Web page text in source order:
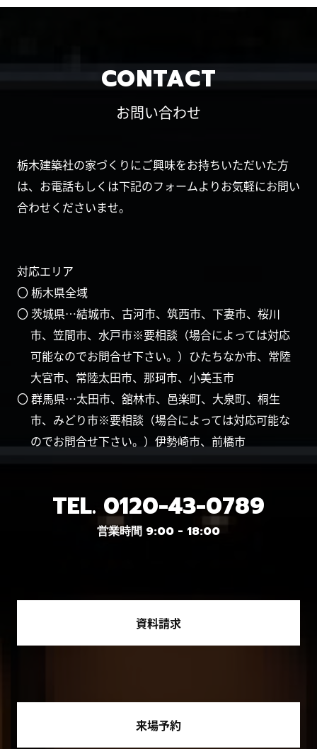
CONTACT
お問い合わせ
栃木建築社の家づくりにご興味をお持ちいただいた方
は、お電話もしくは下記のフォームよりお気軽にお問い
合わせくださいませ。
対応エリア
〇 栃木県全域
〇 茨城県…結城市、古河市、筑西市、下妻市、桜川
市、笠間市、水戸市※要相談（場合によっては対応
可能なのでお問合せ下さい。）ひたちなか市、常陸
大宮市、常陸太田市、那珂市、小美玉市
〇 群馬県…太田市、舘林市、邑楽町、大泉町、桐生
市、みどり市※要相談（場合によっては対応可能な
のでお問合せ下さい。）伊勢崎市、前橋市
TEL. 0120-43-0789
営業時間 9:00 - 18:00
資料請求
来場予約